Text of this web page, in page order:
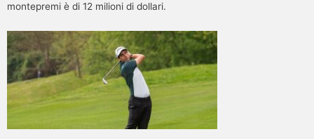
montepremi è di 12 milioni di dollari.